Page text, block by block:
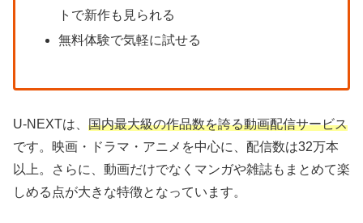
トで新作も見られる
無料体験で気軽に試せる
U-NEXTは、 国内最大級の作品数を誇る動画配信サービス
です。映画・ドラマ・アニメを中心に、配信数は32万本
以上。さらに、動画だけでなくマンガや雑誌もまとめて楽
しめる点が大きな特徴となっています。